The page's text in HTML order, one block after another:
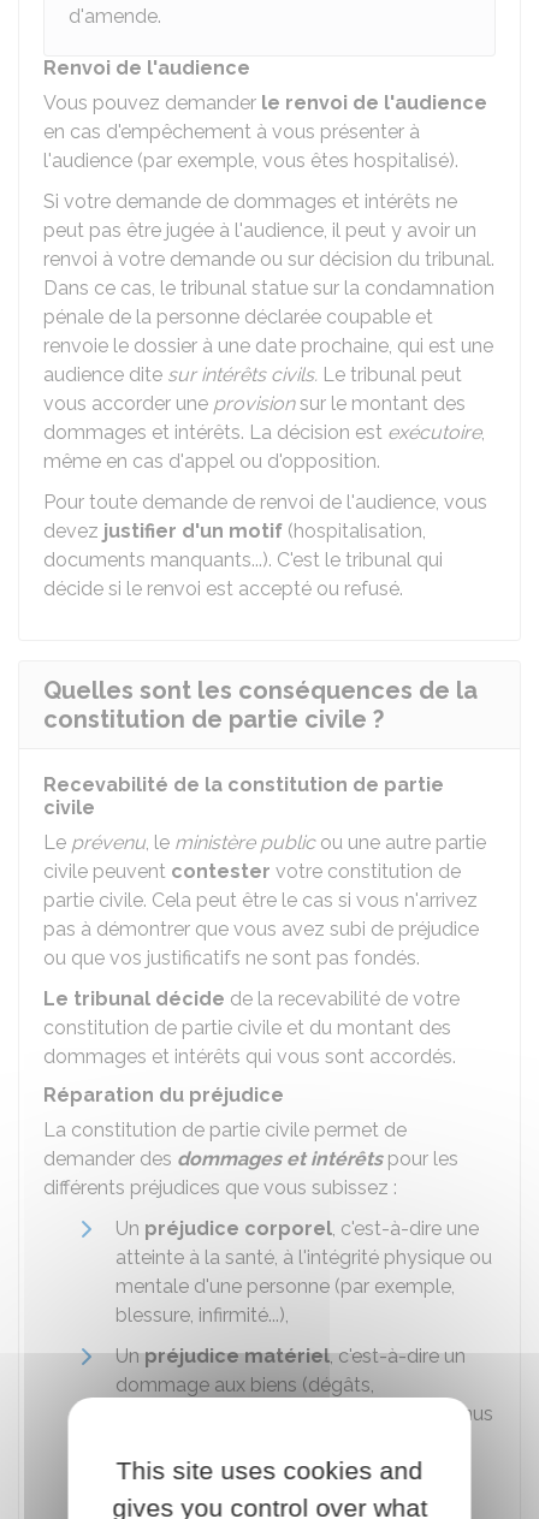
d'amende.
Renvoi de l'audience
Vous pouvez demander le renvoi de l'audience
en cas d'empêchement à vous présenter à
l'audience (par exemple, vous êtes hospitalisé).
Si votre demande de dommages et intérêts ne
peut pas être jugée à l'audience, il peut y avoir un
renvoi à votre demande ou sur décision du tribunal.
Dans ce cas, le tribunal statue sur la condamnation
pénale de la personne déclarée coupable et
renvoie le dossier à une date prochaine, qui est une
audience dite sur intérêts civils. Le tribunal peut
vous accorder une provisionsur le montant des
dommages et intérêts. La décision est exécutoire,
même en cas d'appel ou d'opposition.
Pour toute demande de renvoi de l'audience, vous
devez justifier d'un motif (hospitalisation,
documents manquants...). C'est le tribunal qui
décide si le renvoi est accepté ou refusé.
Quelles sont les conséquences de la
constitution de partie civile ?
Recevabilité de la constitution de partie
civile
Le prévenu, le ministère publicou une autre partie
civile peuvent contester votre constitution de
partie civile. Cela peut être le cas si vous n'arrivez
pas à démontrer que vous avez subi de préjudice
ou que vos justificatifs ne sont pas fondés.
Le tribunal décide de la recevabilité de votre
constitution de partie civile et du montant des
dommages et intérêts qui vous sont accordés.
Réparation du préjudice
La constitution de partie civile permet de
demander des dommages et intérêtspour les
différents préjudices que vous subissez :
Un préjudice corporel, c'est-à-dire une
atteinte à la santé, à l'intégrité physique ou
mentale d'une personne (par exemple,
blessure, infirmité...),
Unpréjudice matériel, c'est-à-dire un
dommage aux biens (dégâts,
dégradations matérielles, perte de revenus
Unpréjudice moral, c'est-à-dire un
dommage d'ordre psychologique (la
This site uses cookies and
gives you control over what